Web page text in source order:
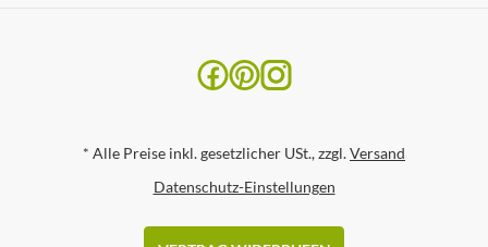
* Alle Preise inkl. gesetzlicher USt., zzgl.Versand
Datenschutz-Einstellungen